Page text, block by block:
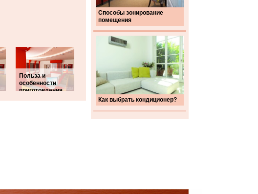
Способы зонирование
помещения
Как выбрать кондиционер?
Польза и
особенности
приготовления